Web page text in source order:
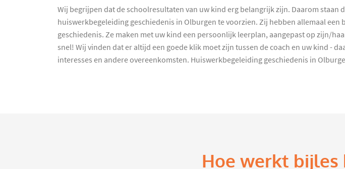
Wij begrijpen dat de schoolresultaten van uw kind erg belangrijk zijn. Daarom staan
huiswerkbegeleiding geschiedenis in Olburgen te voorzien. Zij hebben allemaal
geschiedenis. Ze maken met uw kind een persoonlijk leerplan, aangepast op zijn/
snel! Wij vinden dat er altijd een goede klik moet zijn tussen de coach en uw kind -
interesses en andere overeenkomsten. Huiswerkbegeleiding geschiedenis in
Hoe werkt bijles